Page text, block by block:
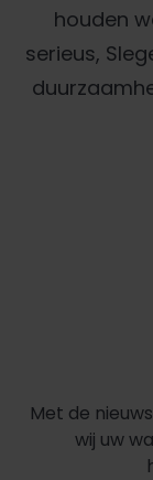
houden
serieus,
Met de
wij uw